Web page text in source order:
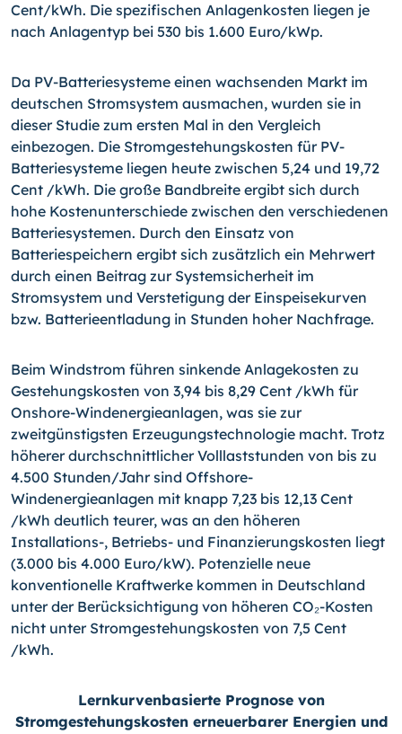
Cent/kWh. Die spezifischen Anlagenkosten liegen je
nach Anlagentyp bei 530 bis 1.600 Euro/kWp.
Da PV-Batteriesysteme einen wachsenden Markt im
deutschen Stromsystem ausmachen, wurden sie in
dieser Studie zum ersten Mal in den Vergleich
einbezogen. Die Stromgestehungskosten für PV-
Batteriesysteme liegen heute zwischen 5,24 und 19,72
Cent /kWh. Die große Bandbreite ergibt sich durch
hohe Kostenunterschiede zwischen den verschiedenen
Batteriesystemen. Durch den Einsatz von
Batteriespeichern ergibt sich zusätzlich ein Mehrwert
durch einen Beitrag zur Systemsicherheit im
Stromsystem und Verstetigung der Einspeisekurven
bzw. Batterieentladung in Stunden hoher Nachfrage.
Beim Windstrom führen sinkende Anlagekosten zu
Gestehungskosten von 3,94 bis 8,29 Cent /kWh für
Onshore-Windenergieanlagen, was sie zur
zweitgünstigsten Erzeugungstechnologie macht. Trotz
höherer durchschnittlicher Volllaststunden von bis zu
4.500 Stunden/Jahr sind Offshore-
Windenergieanlagen mit knapp 7,23 bis 12,13 Cent
/kWh deutlich teurer, was an den höheren
Installations-, Betriebs- und Finanzierungskosten liegt
(3.000 bis 4.000 Euro/kW). Potenzielle neue
konventionelle Kraftwerke kommen in Deutschland
unter der Berücksichtigung von höheren CO₂-Kosten
nicht unter Stromgestehungskosten von 7,5 Cent
/kWh.
Lernkurvenbasierte Prognose von
Stromgestehungskosten erneuerbarer Energien und